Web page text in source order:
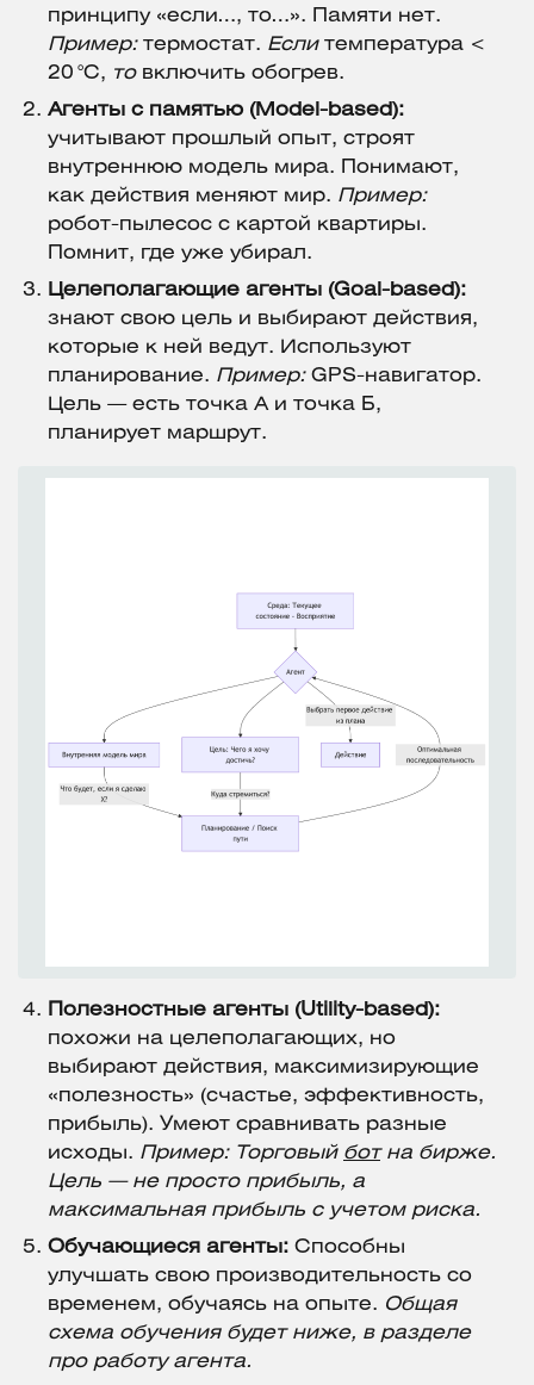
принципу «если…, то…». Памяти нет.
Пример:термостат. Еслитемпература <
20 °C, товключить обогрев.
Агенты с памятью (Model-based):
учитывают прошлый опыт, строят
внутреннюю модель мира. Понимают,
как действия меняют мир. Пример:
робот-пылесос с картой квартиры.
Помнит, где уже убирал.
Целеполагающие агенты (Goal-based):
знают свою цель и выбирают действия,
которые к ней ведут. Используют
планирование. Пример:GPS-навигатор.
Цель — есть точка А и точка Б,
планирует маршрут.
Полезностные агенты (Utility-based):
похожи на целеполагающих, но
выбирают действия, максимизирующие
«полезность» (счастье, эффективность,
прибыль). Умеют сравнивать разные
исходы. Пример: Торговый ботна бирже.
Цель — не просто прибыль, а
максимальная прибыль с учетом риска.
Обучающиеся агенты: Способны
улучшать свою производительность со
временем, обучаясь на опыте. Общая
схема обучения будет ниже, в разделе
про работу агента.